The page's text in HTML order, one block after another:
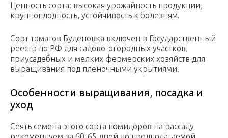
Ценность сорта: высокая урожайность продукции,
крупноплодность, устойчивость к болезням.
Сорт томатов Буденовка включен в Государственный
реестр по РФ для садово-огородных участков,
приусадебных и мелких фермерских хозяйств для
выращивания под пленочными укрытиями.
Особенности выращивания, посадка и
уход
Сеять семена этого сорта помидоров на рассаду